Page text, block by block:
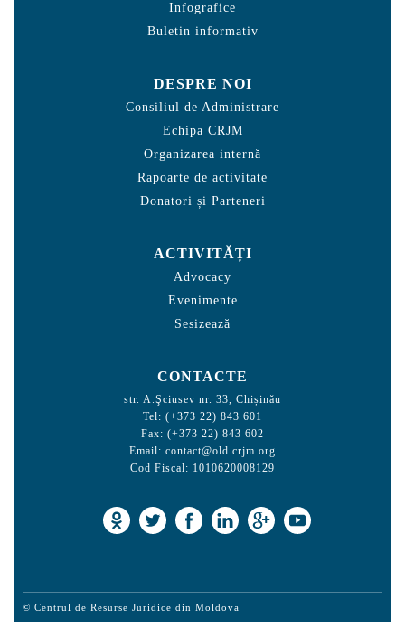
Infografice
Buletin informativ
DESPRE NOI
Consiliul de Administrare
Echipa CRJM
Organizarea internă
Rapoarte de activitate
Donatori și Parteneri
ACTIVITĂȚI
Advocacy
Evenimente
Sesizează
CONTACTE
str. A.Şciusev nr. 33, Chișinău
Tel: (+373 22) 843 601
Fax: (+373 22) 843 602
Email: contact@old.crjm.org
Cod Fiscal: 1010620008129
© Centrul de Resurse Juridice din Moldova